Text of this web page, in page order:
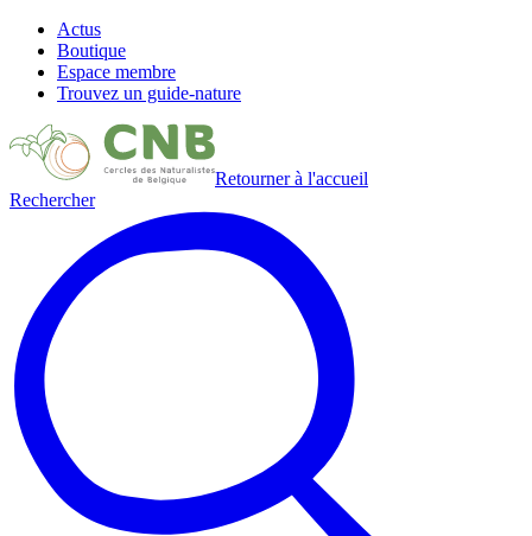
Actus
Boutique
Espace membre
Trouvez un guide-nature
Retourner à l'accueil
Rechercher